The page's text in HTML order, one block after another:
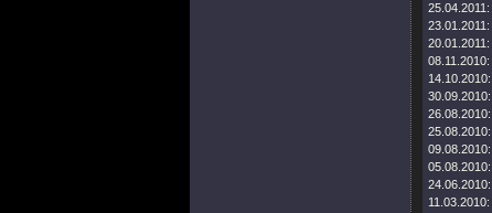
25.04.2011:
23.01.2011:
20.01.2011:
08.11.2010:
14.10.2010:
30.09.2010:
26.08.2010:
25.08.2010:
09.08.2010:
05.08.2010:
24.06.2010:
11.03.2010: